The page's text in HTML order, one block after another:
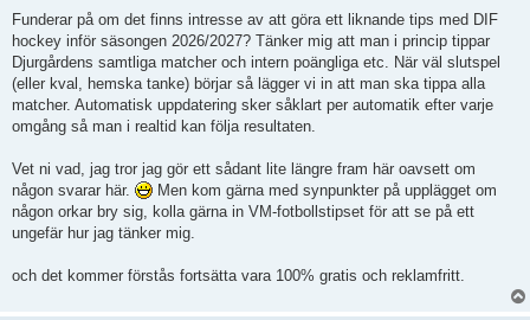
l
g
g
Funderar på om det finns intresse av att göra ett liknande tips med DIF
hockey inför säsongen 2026/2027? Tänker mig att man i princip tippar
Djurgårdens samtliga matcher och intern poängliga etc. När väl slutspel
(eller kval, hemska tanke) börjar så lägger vi in att man ska tippa alla
matcher. Automatisk uppdatering sker såklart per automatik efter varje
omgång så man i realtid kan följa resultaten.
Vet ni vad, jag tror jag gör ett sådant lite längre fram här oavsett om
någon svarar här.
Men kom gärna med synpunkter på upplägget om
någon orkar bry sig, kolla gärna in VM-fotbollstipset för att se på ett
ungefär hur jag tänker mig.
och det kommer förstås fortsätta vara 100% gratis och reklamfritt.